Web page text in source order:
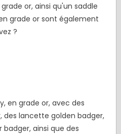
or, ainsi qu'un saddle
grade or sont également
?
en grade or, avec des
des lancette golden badger,
ainsi que des